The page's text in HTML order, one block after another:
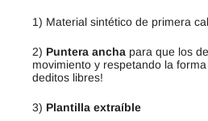
1) Material sintético de primera
2) Puntera ancha para que los
movimiento y respetando la
deditos libres!
3) Plantilla extraíble